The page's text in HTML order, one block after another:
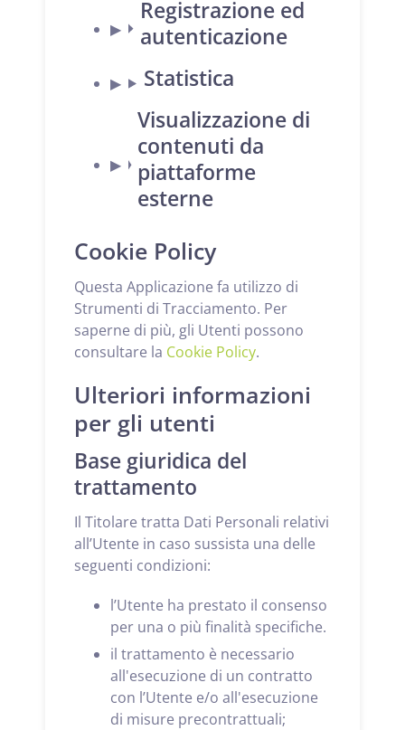
Registrazione ed
autenticazione
Statistica
Visualizzazione di
contenuti da
piattaforme
esterne
Cookie Policy
Questa Applicazione fa utilizzo di
Strumenti di Tracciamento. Per
saperne di più, gli Utenti possono
consultare la Cookie Policy.
Ulteriori informazioni
per gli utenti
Base giuridica del
trattamento
Il Titolare tratta Dati Personali relativi
all’Utente in caso sussista una delle
seguenti condizioni:
l’Utente ha prestato il consenso
per una o più finalità specifiche.
il trattamento è necessario
all'esecuzione di un contratto
con l’Utente e/o all'esecuzione
di misure precontrattuali;